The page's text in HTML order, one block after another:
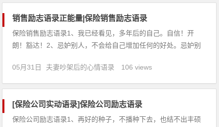
销售励志语录正能量|保险销售励志语录
保险销售励志语录1、我已经看见，多年后的自己。自信！开
朗！豁达！2、忌妒别人，不会给自己增加任何的好处。忌妒别
的议论常常真实。4、生活不相信眼泪，眼泪并不代表软弱。5、
认识自己，降伏自己，改变自己，才能改变别人。6、诚心诚
05月31日 夫妻吵架后的心情语录 106 views
[保险公司实动语录]保险公司励志语录
保险公司励志语录1、再好的种子，不播种下去，也结不出丰硕